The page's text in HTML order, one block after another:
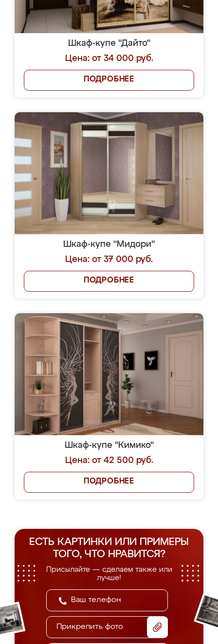
Шкаф-купе "Дайто"
Цена: от 34 000 руб.
ПОДРОБНЕЕ
Шкаф-купе "Мидори"
Цена: от 37 000 руб.
ПОДРОБНЕЕ
Шкаф-купе "Кимико"
Цена: от 42 500 руб.
ПОДРОБНЕЕ
ЕСТЬ КАРТИНКИ ИЛИ ПРИМЕРЫ
ТОГО, ЧТО НРАВИТСЯ?
Присылайте — сделаем также или
лучше!
Прикрепить фото